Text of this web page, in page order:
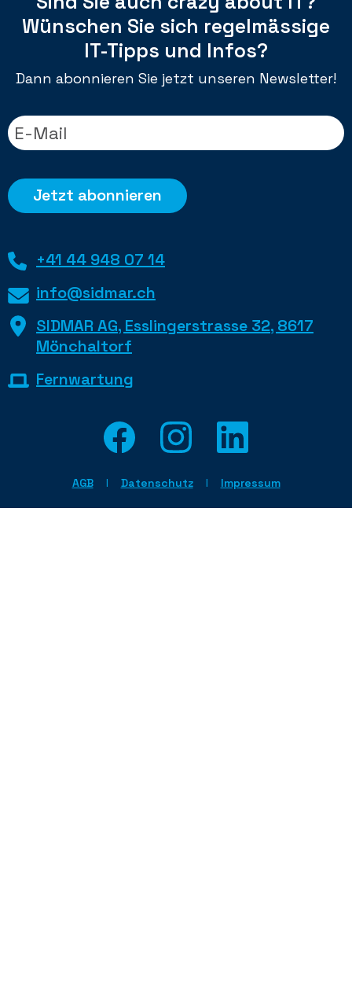
Wünschen Sie sich regelmässige
IT-Tipps und Infos?
Dann abonnieren Sie jetzt unseren Newsletter!
+41 44 948 07 14
info@sidmar.ch
SIDMAR AG, Esslingerstrasse 32, 8617
Mönchaltorf
Fernwartung
AGB Datenschutz Impressum